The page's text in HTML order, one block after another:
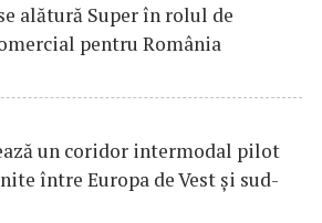
alătură Super în rolul de
pentru România
un coridor intermodal pilot
între Europa de Vest și sud-